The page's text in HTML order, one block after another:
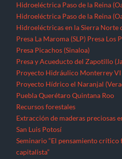
Hidroeléctrica Paso de la Reina
Hidroeléctrica Paso de la Reina
Hidroeléctricas en la Sierra Norte
Presa La Maroma (SLP) Presa Los
Presa Picachos (Sinaloa)
Presa y Acueducto del Zapotillo
Proyecto Hidráulico Monterrey VI
Proyecto Hídrico el Naranjal
Puebla Querétaro Quintana Roo
Recursos forestales
Extracción de maderas preciosas
San Luis Potosí
Seminario “El pensamiento crítico
capitalista”